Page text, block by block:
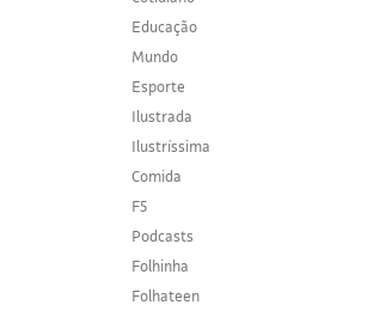
Educação
Mundo
Esporte
Ilustrada
Ilustríssima
Comida
F5
Podcasts
Folhinha
Folhateen